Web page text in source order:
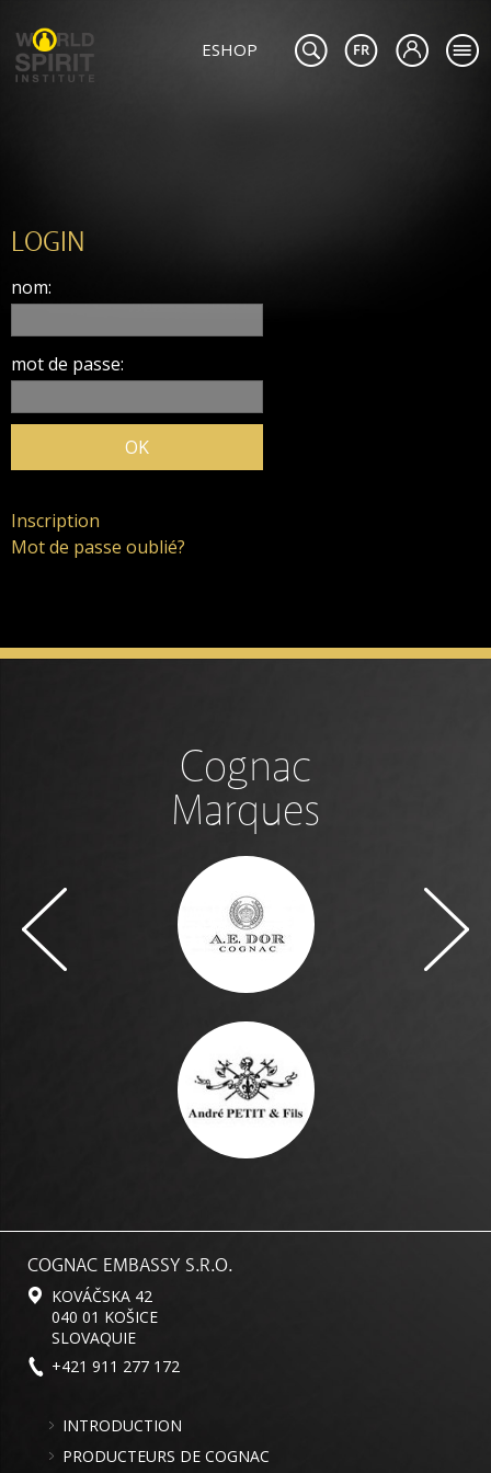
ESHOP
LOGIN
nom:
mot de passe:
Inscription
Mot de passe oublié?
Cognac
Marques
COGNAC EMBASSY S.R.O.
KOVÁČSKA 42
040 01 KOŠICE
SLOVAQUIE
+421 911 277 172
INTRODUCTION
PRODUCTEURS DE COGNAC